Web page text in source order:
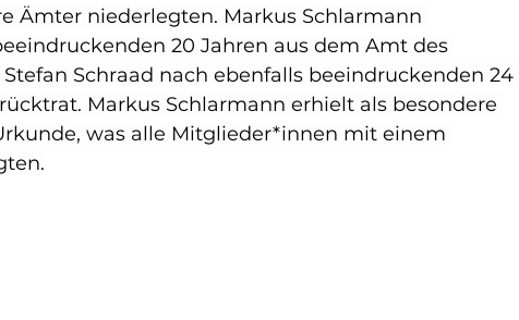
Ämter niederlegten. Markus Schlarmann
20 Jahren aus dem Amt des
Schraad nach ebenfalls beeindruckenden 24
Markus Schlarmann erhielt als besondere
was alle Mitglieder*innen mit einem